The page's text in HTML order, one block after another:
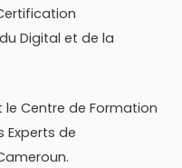
Digital et de la
Centre de Formation
Experts de